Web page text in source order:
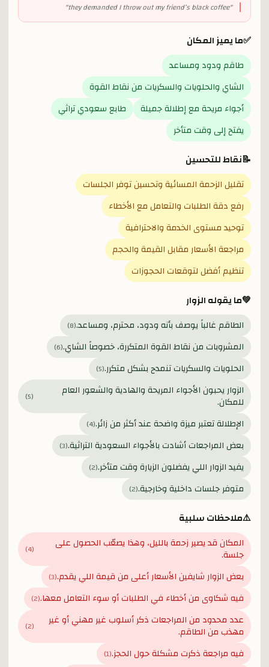
"
they demanded I throw out my friend’s black coffee
"
✅ما يميز المكان
طاقم ودود ومساعد
الشاي والحلويات والسكريات من نقاط القوة
أجواء مريحة مع إطلالة جميلة
طابع سعودي تراثي
يفتح إلى وقت متأخر
📝نقاط للتحسين
تقليل الزحمة المسائية وتحسين توفر الجلسات
رفع دقة الطلبات والتعامل مع الأخطاء
توحيد مستوى الخدمة والاحترافية
مراجعة الأسعار مقابل القيمة والحجم
تنظيم أفضل لتوقعات الحجوزات
💚ما يقوله الزوار
الطاقم غالباً يوصف بأنه ودود، محترم، ومساعد.(
8
)
المشروبات من نقاط القوة المتكررة، خصوصاً الشاي.(
6
)
الحلويات والسكريات تنمدح بشكل متكرر.(
5
)
الزوار يحبون الأجواء المريحة والهادية والشعور العام
للمكان. (
5
)
الإطلالة تعتبر ميزة واضحة عند أكثر من زائر.(
4
)
بعض المراجعات أشادت بالأجواء السعودية التراثية.(
3
)
يفيد الزوار اللي يفضلون الزيارة وقت متأخر.(
2
)
متوفر جلسات داخلية وخارجية.(
2
)
⚠️ملاحظات سلبية
المكان قد يصير زحمة بالليل، وهذا يصعّب الحصول على
جلسة. (
4
)
بعض الزوار شايفين الأسعار أعلى من قيمة اللي يقدم.(
3
)
فيه شكاوى من أخطاء في الطلبات أو سوء التعامل معها.(
2
)
عدد محدود من المراجعات ذكر أسلوب غير مهني أو غير
مهذب من الطاقم. (
2
)
فيه مراجعة ذكرت مشكلة حول الحجز.(
1
)